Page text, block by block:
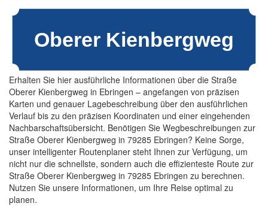
Erhalten Sie hier ausführliche Informationen über die Straße
Oberer Kienbergweg in Ebringen – angefangen von präzisen
Karten und genauer Lagebeschreibung über den ausführlichen
Verlauf bis zu den präzisen Koordinaten und einer eingehenden
Nachbarschaftsübersicht. Benötigen Sie Wegbeschreibungen zur
Straße Oberer Kienbergweg in 79285 Ebringen? Keine Sorge,
unser intelligenter Routenplaner steht Ihnen zur Verfügung, um
nicht nur die schnellste, sondern auch die effizienteste Route zur
Straße Oberer Kienbergweg in 79285 Ebringen zu berechnen.
Nutzen Sie unsere Informationen, um Ihre Reise optimal zu
planen.